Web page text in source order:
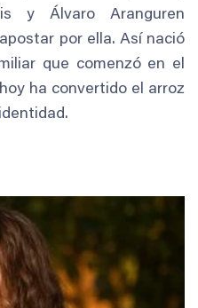
y Álvaro Aranguren
por ella. Así nació
que comenzó en el
ha convertido el arroz